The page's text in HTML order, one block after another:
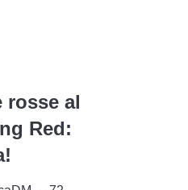
rosse al
Red: